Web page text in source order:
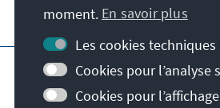
Visitez aussi
Page principale de la KAS
Protection des
Conditions
moment. En savoir plus
Les cookies techniques
Cookies pour l’analyse
Cookies pour